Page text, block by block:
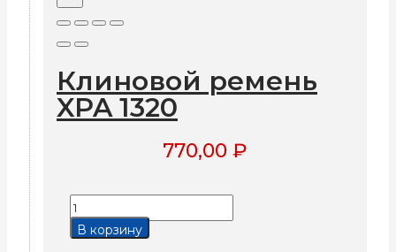
Клиновой ремень
XPA 1320
770,00 ₽
Количество
товара
В корзину